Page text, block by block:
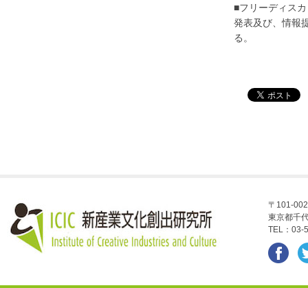
■フリーディス
発表及び、情報
る。
〒101-
東京都千
TEL：